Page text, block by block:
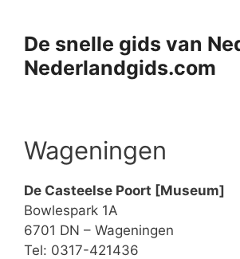
inhoud
De snelle gids van
Nederlandgids.com
Wageningen
De Casteelse Poort [Museum]
Bowlespark 1A
6701 DN – Wageningen
Tel: 0317-421436